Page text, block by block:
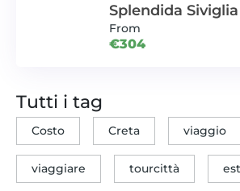
Splendida Siviglia
From
€304
Tutti i tag
Costo Creta viaggio
viaggiare tourcittà